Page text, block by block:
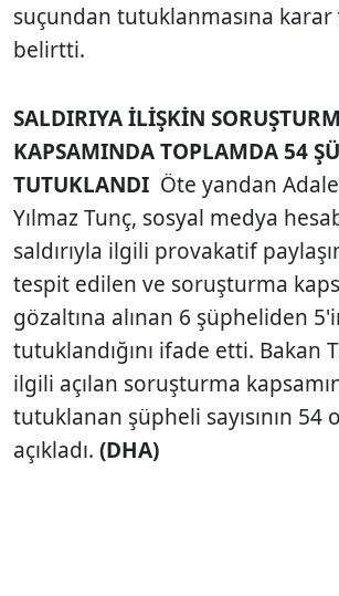
suçundan tutuklanmasına
belirtti.
SALDIRIYA İLİŞKİN
KAPSAMINDA TOPLAMDA 54
TUTUKLANDI Öte yandan
Yılmaz Tunç, sosyal medya
saldırıyla ilgili provakatif
tespit edilen ve soruşturma
gözaltına alınan 6 şüpheliden
tutuklandığını ifade etti. Bakan
ilgili açılan soruşturma
tutuklanan şüpheli sayısının 54
açıkladı. (DHA)